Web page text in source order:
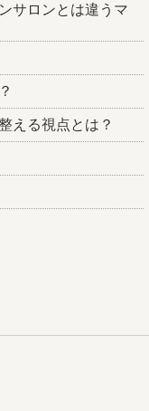
サロンとは違うマ
える視点とは？